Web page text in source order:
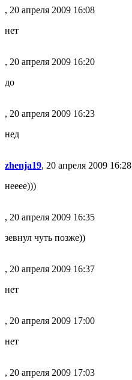
, 20 апреля 2009 16:08
нет
, 20 апреля 2009 16:20
до
, 20 апреля 2009 16:23
нед
zhenja19, 20 апреля 2009 16:28
нееее)))
, 20 апреля 2009 16:35
зевнул чуть позже))
, 20 апреля 2009 16:37
нет
, 20 апреля 2009 17:00
нет
, 20 апреля 2009 17:03